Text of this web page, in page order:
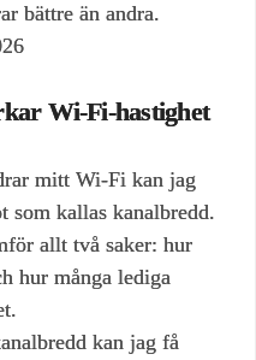
bättre än andra.
Wi‑Fi‑hastighet
mitt Wi‑Fi kan jag
som kallas kanalbredd.
allt två saker: hur
hur många lediga
kan jag få